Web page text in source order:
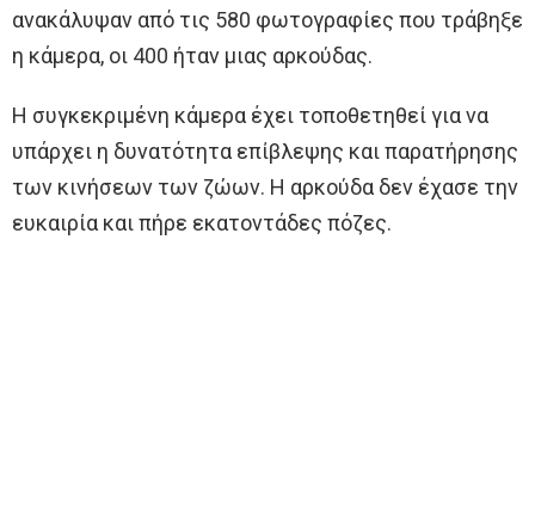
ανακάλυψαν από τις 580 φωτογραφίες που τράβηξε
η κάμερα, οι 400 ήταν μιας αρκούδας.
Η συγκεκριμένη κάμερα έχει τοποθετηθεί για να
υπάρχει η δυνατότητα επίβλεψης και παρατήρησης
των κινήσεων των ζώων. Η αρκούδα δεν έχασε την
ευκαιρία και πήρε εκατοντάδες πόζες.